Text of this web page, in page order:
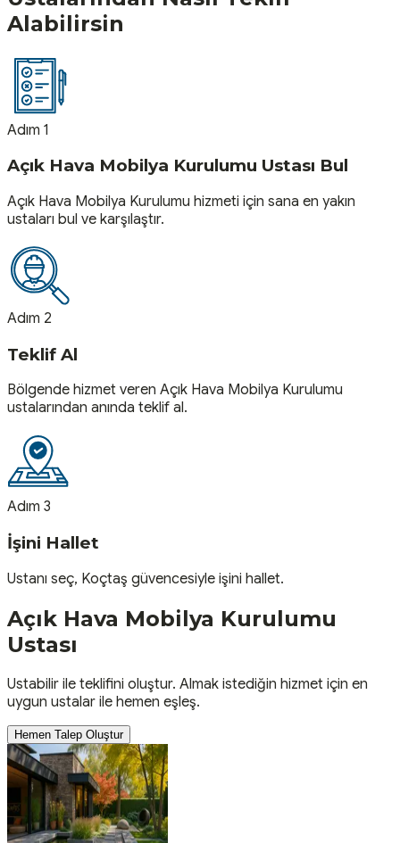
Alabilirsin
Adım 1
Açık Hava Mobilya Kurulumu Ustası Bul
Açık Hava Mobilya Kurulumu hizmeti için sana en yakın
ustaları bul ve karşılaştır.
Adım 2
Teklif Al
Bölgende hizmet veren Açık Hava Mobilya Kurulumu
ustalarından anında teklif al.
Adım 3
İşini Hallet
Ustanı seç, Koçtaş güvencesiyle işini hallet.
Açık Hava Mobilya Kurulumu
Ustası
Ustabilir ile teklifini oluştur. Almak istediğin hizmet için en
uygun ustalar ile hemen eşleş.
Hemen Talep Oluştur